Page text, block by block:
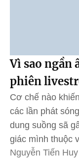
Vì sao ngần
phiên
Cơ chế nào
các lần phát
dung suồng sã
giác mình thuộc
Nguyễn Tiến Huy